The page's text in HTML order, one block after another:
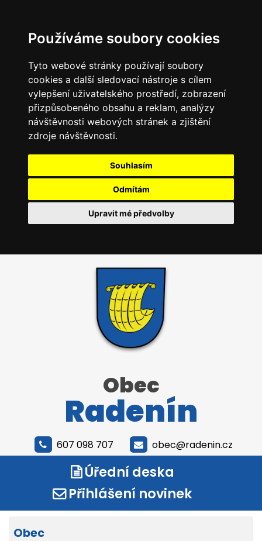
Používáme soubory cookies
Tyto webové stránky používají soubory
cookies a další sledovací nástroje s cílem
vylepšení uživatelského prostředí, zobrazení
přizpůsobeného obsahu a reklam, analýzy
návštěvnosti webových stránek a zjištění
zdroje návštěvnosti.
Souhlasím
Odmítám
Upravit mé předvolby
Obec
Radenín
607 098 707 obec@radenin.cz
Úřední deska
Přihlášení novinek
Obec